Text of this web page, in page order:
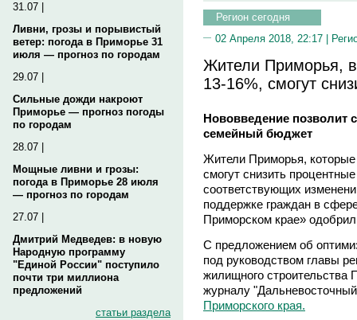
31.07 |
Ливни, грозы и порывистый
ветер: погода в Приморье 31
июля — прогноз по городам
29.07 |
Сильные дожди накроют
Приморье — прогноз погоды
по городам
28.07 |
Мощные ливни и грозы:
погода в Приморье 28 июля
— прогноз по городам
27.07 |
Дмитрий Медведев: в новую
Народную программу
"Единой России" поступило
почти три миллиона
предложений
статьи раздела
Регион сегодня
02 Апреля 2018, 22:17 |
Жители Приморья,
13-16%, смогут
Нововведение позволит
семейный бюджет
Жители Приморья, которые
смогут снизить
соответствующих
поддержке граждан в
Приморском крае»
С предложением об
под руководством главы
жилищного
журналу
Приморского края.